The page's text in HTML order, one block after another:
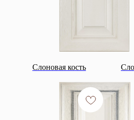
Слоновая кость